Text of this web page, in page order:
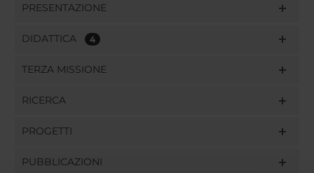
PRESENTAZIONE
DIDATTICA 4
TERZA MISSIONE
RICERCA
PROGETTI
PUBBLICAZIONI